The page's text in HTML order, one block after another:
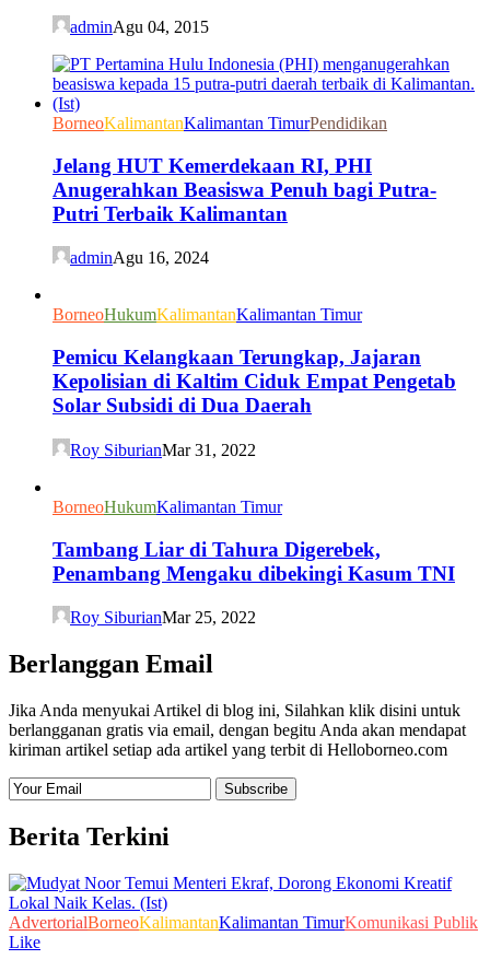
adminAgu 04, 2015
BorneoKalimantanKalimantan TimurPendidikan
Jelang HUT Kemerdekaan RI, PHI
Anugerahkan Beasiswa Penuh bagi Putra-
Putri Terbaik Kalimantan
adminAgu 16, 2024
BorneoHukumKalimantanKalimantan Timur
Pemicu Kelangkaan Terungkap, Jajaran
Kepolisian di Kaltim Ciduk Empat Pengetab
Solar Subsidi di Dua Daerah
Roy SiburianMar 31, 2022
BorneoHukumKalimantan Timur
Tambang Liar di Tahura Digerebek,
Penambang Mengaku dibekingi Kasum TNI
Roy SiburianMar 25, 2022
Berlanggan Email
Jika Anda menyukai Artikel di blog ini, Silahkan klik disini untuk
berlangganan gratis via email, dengan begitu Anda akan mendapat
kiriman artikel setiap ada artikel yang terbit di Helloborneo.com
Berita Terkini
AdvertorialBorneoKalimantanKalimantan TimurKomunikasi Publik
Like